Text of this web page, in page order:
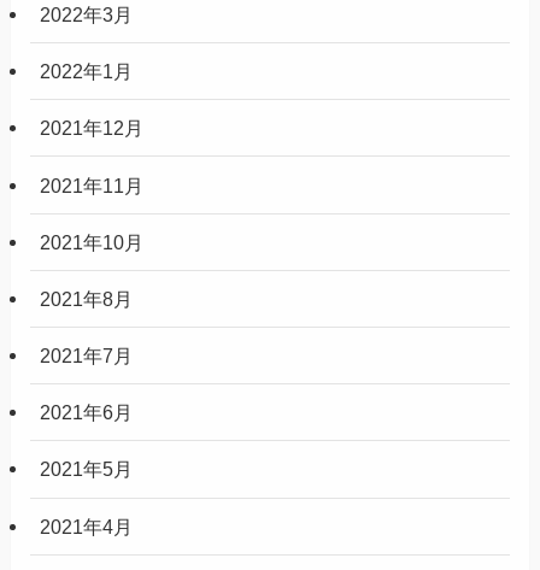
2022年3月
2022年1月
2021年12月
2021年11月
2021年10月
2021年8月
2021年7月
2021年6月
2021年5月
2021年4月